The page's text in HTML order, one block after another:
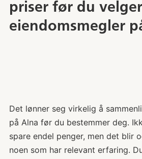
priser før du
eiendomsmegler
Det lønner seg virkelig å
på Alna før du bestemmer deg.
spare endel penger, men det blir
noen som har relevant erfaring.